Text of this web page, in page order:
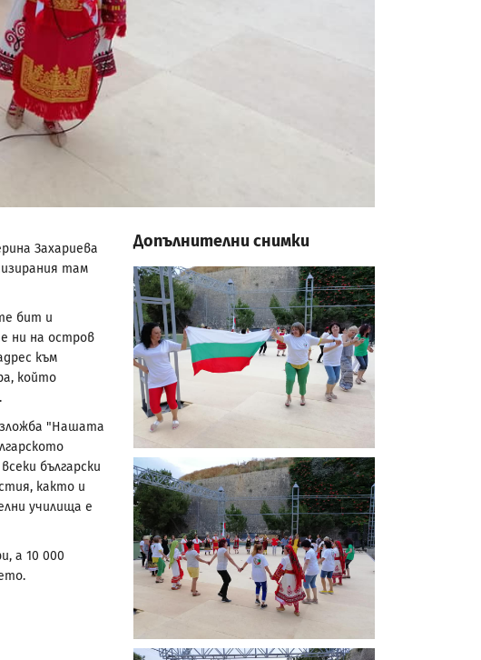
Захариева
там
бит и
ни на остров
към
който
"Нашата
български
както и
училища е
а 10 000
Допълнителни снимки